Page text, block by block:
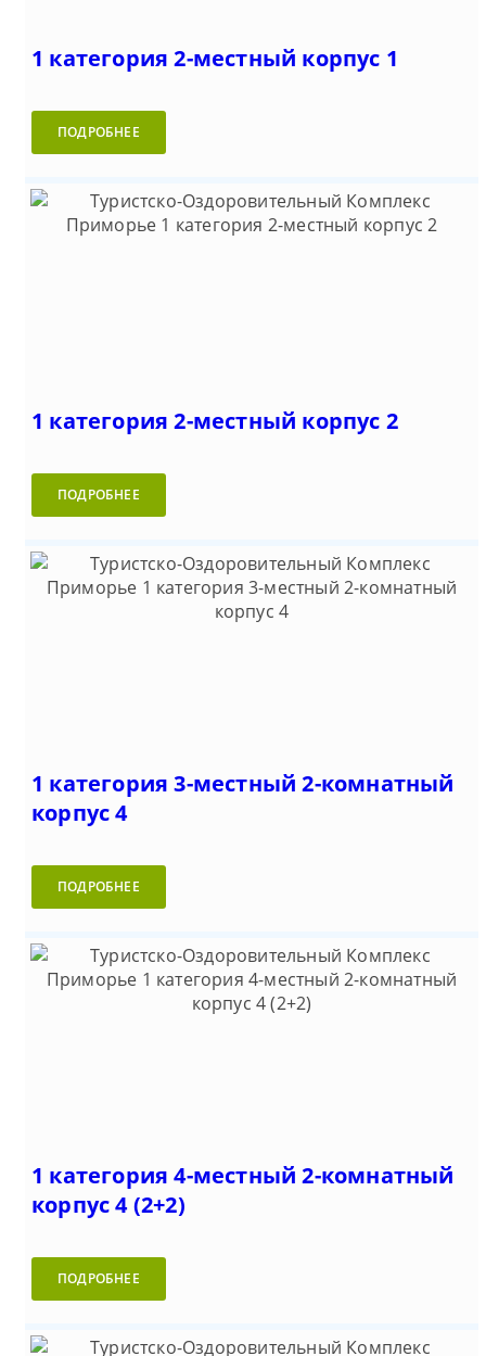
1 категория 2-местный корпус 1
ПОДРОБНЕЕ
1 категория 2-местный корпус 2
ПОДРОБНЕЕ
1 категория 3-местный 2-комнатный
корпус 4
ПОДРОБНЕЕ
1 категория 4-местный 2-комнатный
корпус 4 (2+2)
ПОДРОБНЕЕ